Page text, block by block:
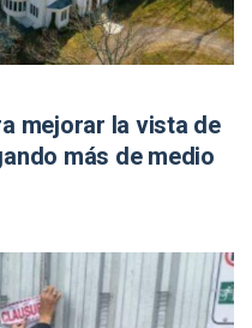
mejorar la vista de
más de medio